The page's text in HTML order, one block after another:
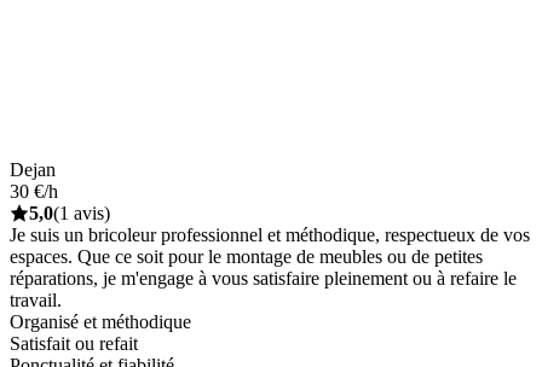
Dejan
30 €/h
5,0(1 avis)
Je suis un bricoleur professionnel et méthodique, respectueux de vos
espaces. Que ce soit pour le montage de meubles ou de petites
réparations, je m'engage à vous satisfaire pleinement ou à refaire le
travail.
Organisé et méthodique
Satisfait ou refait